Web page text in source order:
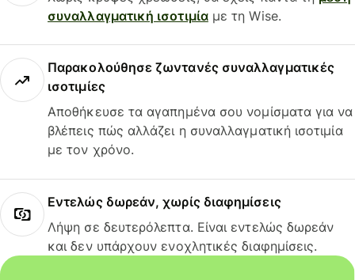
συναλλαγματική ισοτιμίαμε τη Wise.
Παρακολούθησε ζωντανές συναλλαγματικές
ισοτιμίες
Αποθήκευσε τα αγαπημένα σου νομίσματα για να
βλέπεις πώς αλλάζει η συναλλαγματική ισοτιμία
με τον χρόνο.
Εντελώς δωρεάν, χωρίς διαφημίσεις
Λήψη σε δευτερόλεπτα. Είναι εντελώς δωρεάν
και δεν υπάρχουν ενοχλητικές διαφημίσεις.